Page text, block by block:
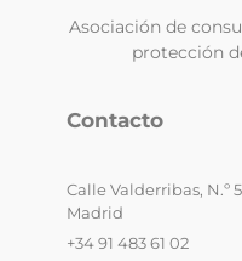
Asociación de
protección
Contacto
Calle Valderribas, N.º
Madrid
+34 91 483 61 02